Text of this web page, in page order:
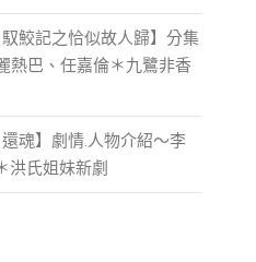
馭鮫記之恰似故人歸】分集
熱巴、任嘉倫＊九鷺非香
還魂】劇情.人物介紹～李
洪氏姐妹新劇